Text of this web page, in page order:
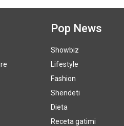
Pop News
Showbiz
Lifestyle
Fashion
Shëndeti
Dieta
Receta gatimi